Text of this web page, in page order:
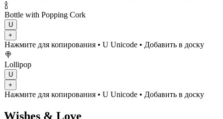
🍾
Bottle with Popping Cork
U
+
Нажмите для копирования • U Unicode • Добавить в доску
🍭
Lollipop
U
+
Нажмите для копирования • U Unicode • Добавить в доску
Wishes & Love